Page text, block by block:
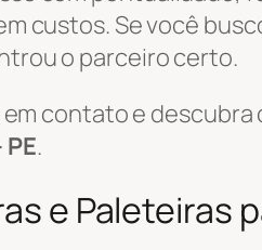
custos. Se você
o parceiro certo.
contato e
.
e Paleteiras